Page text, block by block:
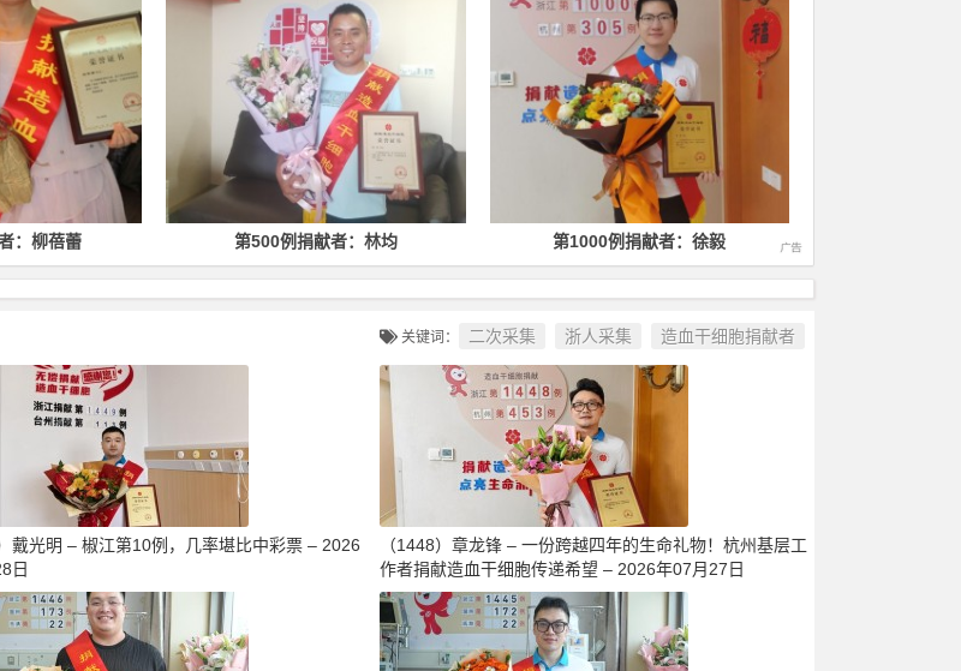
：柳蓓蕾 第500例捐献者：林均 第1000例捐献者：徐毅
关键词： 二次采集 浙人采集 造血干细胞捐献者
戴光明 – 椒江第10例，几率堪比中彩票 – 2026
日
（1448）章龙锋 – 一份跨越四年的生命礼物！杭州基层工
作者捐献造血干细胞传递希望 – 2026年07月27日